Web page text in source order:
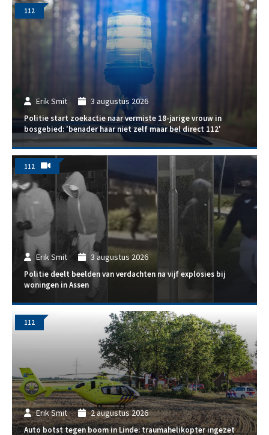
Erik Smit 3 augustus 2026
Politie start zoekactie naar vermiste 18-jarige vrouw in
bosgebied: 'benader haar niet zelf maar bel direct 112'
112
Erik Smit 3 augustus 2026
Politie deelt beelden van verdachten na vijf explosies bij
woningen in Assen
112
Erik Smit 2 augustus 2026
Auto botst tegen boom in Linde: traumahelikopter ingezet
112